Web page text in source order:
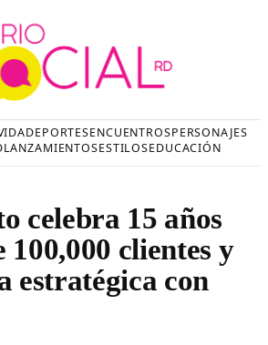
DEPORTESENCUENTROSPERSONAJES
LANZAMIENTOSESTILOSEDUCACIÓN
celebra 15 años
100,000 clientes y
estratégica con